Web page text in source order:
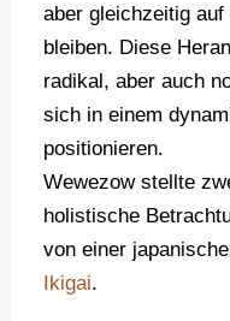
aber gleichzeitig
bleiben. Diese
radikal, aber auch
sich in einem
positionieren.
Wewezow stellte
holistische
von einer
Ikigai.